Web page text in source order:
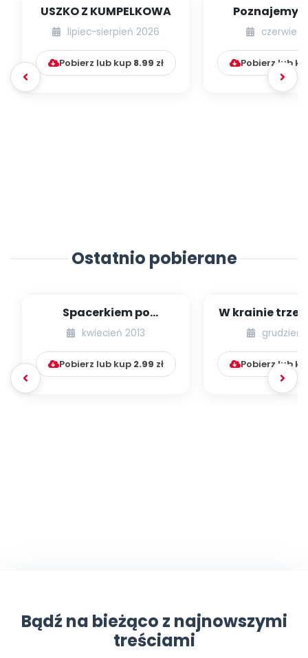
USZKO Z KUMPELKOWA
lipiec-sierpień 2026
Pobierz lub kup 8.99 zł
Poznajemy
czerwiec
Pobierz lub
Ostatnio pobierane
Spacerkiem po
Krakowie (inscenizacja
muzyczno-ruchowa)
kwiecień 2013
Pobierz lub kup 2.99 zł
W krainie
grudzień
Pobierz lub
Bądź na bieżąco z najnowszymi
treściami